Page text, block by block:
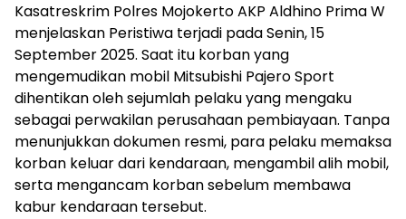
Kasatreskrim Polres Mojokerto AKP Aldhino Prima W
menjelaskan Peristiwa terjadi pada Senin, 15
September 2025. Saat itu korban yang
mengemudikan mobil Mitsubishi Pajero Sport
dihentikan oleh sejumlah pelaku yang mengaku
sebagai perwakilan perusahaan pembiayaan. Tanpa
menunjukkan dokumen resmi, para pelaku memaksa
korban keluar dari kendaraan, mengambil alih mobil,
serta mengancam korban sebelum membawa
kabur kendaraan tersebut.